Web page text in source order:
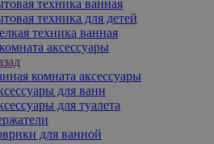
техника ванная
техника для детей
техника ванная
аксессуары
комната аксессуары
для ванн
для туалета
для ванной